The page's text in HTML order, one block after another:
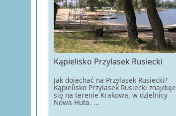
Kąpielisko Przylasek Rusiecki
Jak dojechać na Przylasek Rusiecki?
Kąpielisko Przylasek Rusiecki znajduje
się na terenie Krakowa, w dzielnicy
Nowa Huta. ...